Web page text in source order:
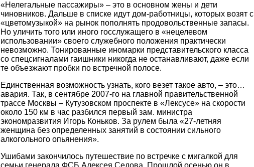
«Нелегальные пассажиры» – это в основном жены и дети
чиновников. Дальше в списке идут дом-работницы, которых возят с
«цветомузыкой» на рынок пополнять продовольственные запасы.
Но уличить того или иного госслужащего в «нецелевом
использовании» своего служебного положения практически
невозможно. Тонированные иномарки представительского класса
со спецсигналами гаишники никогда не останавливают, даже если
те объезжают пробки по встречной полосе.
Единственная возможность узнать, кого везет такое авто, – это…
авария. Так, в сентябре 2007-го на главной правительственной
трассе Москвы – Кутузовском проспекте в «Лексусе» на скорости
около 150 км в час разбился первый зам. министра
экономразвития Игорь Коньков. За рулем была «27-летняя
женщина без определенных занятий в состоянии сильного
алкогольного опьянения».
Ушибами закончилось путешествие по встречке с мигалкой для
семьи генерала ФСБ Алексея Седова. Прошлой осенью он в